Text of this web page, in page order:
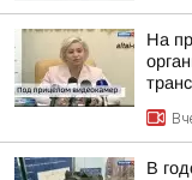
На
В